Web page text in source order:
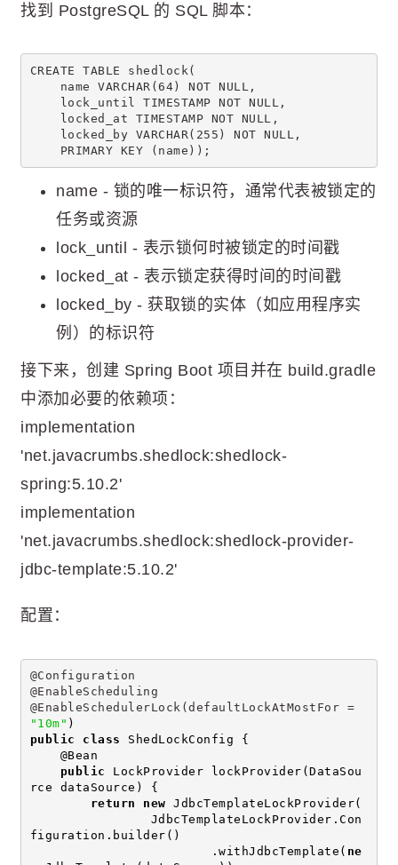
找到 PostgreSQL 的 SQL 脚本：
CREATE TABLE shedlock(
name VARCHAR(64) NOT NULL,
lock_until TIMESTAMP NOT NULL,
locked_at TIMESTAMP NOT NULL,
locked_by VARCHAR(255) NOT NULL,
PRIMARY KEY (name));
name - 锁的唯一标识符，通常代表被锁定的
任务或资源
lock_until - 表示锁何时被锁定的时间戳
locked_at - 表示锁定获得时间的时间戳
locked_by - 获取锁的实体（如应用程序实
例）的标识符
接下来，创建 Spring Boot 项目并在 build.gradle
中添加必要的依赖项：
implementation
'net.javacrumbs.shedlock:shedlock-
spring:5.10.2'
implementation
'net.javacrumbs.shedlock:shedlock-provider-
jdbc-template:5.10.2'
配置：
@Configuration
@EnableScheduling
"10m" )
public
class ShedLockConfig {
@Bean
public LockProvider lockProvider(DataSou
rce dataSource) {
return
new JdbcTemplateLockProvider(
JdbcTemplateLockProvider.Con
figuration.builder()
.withJdbcTemplate( ne